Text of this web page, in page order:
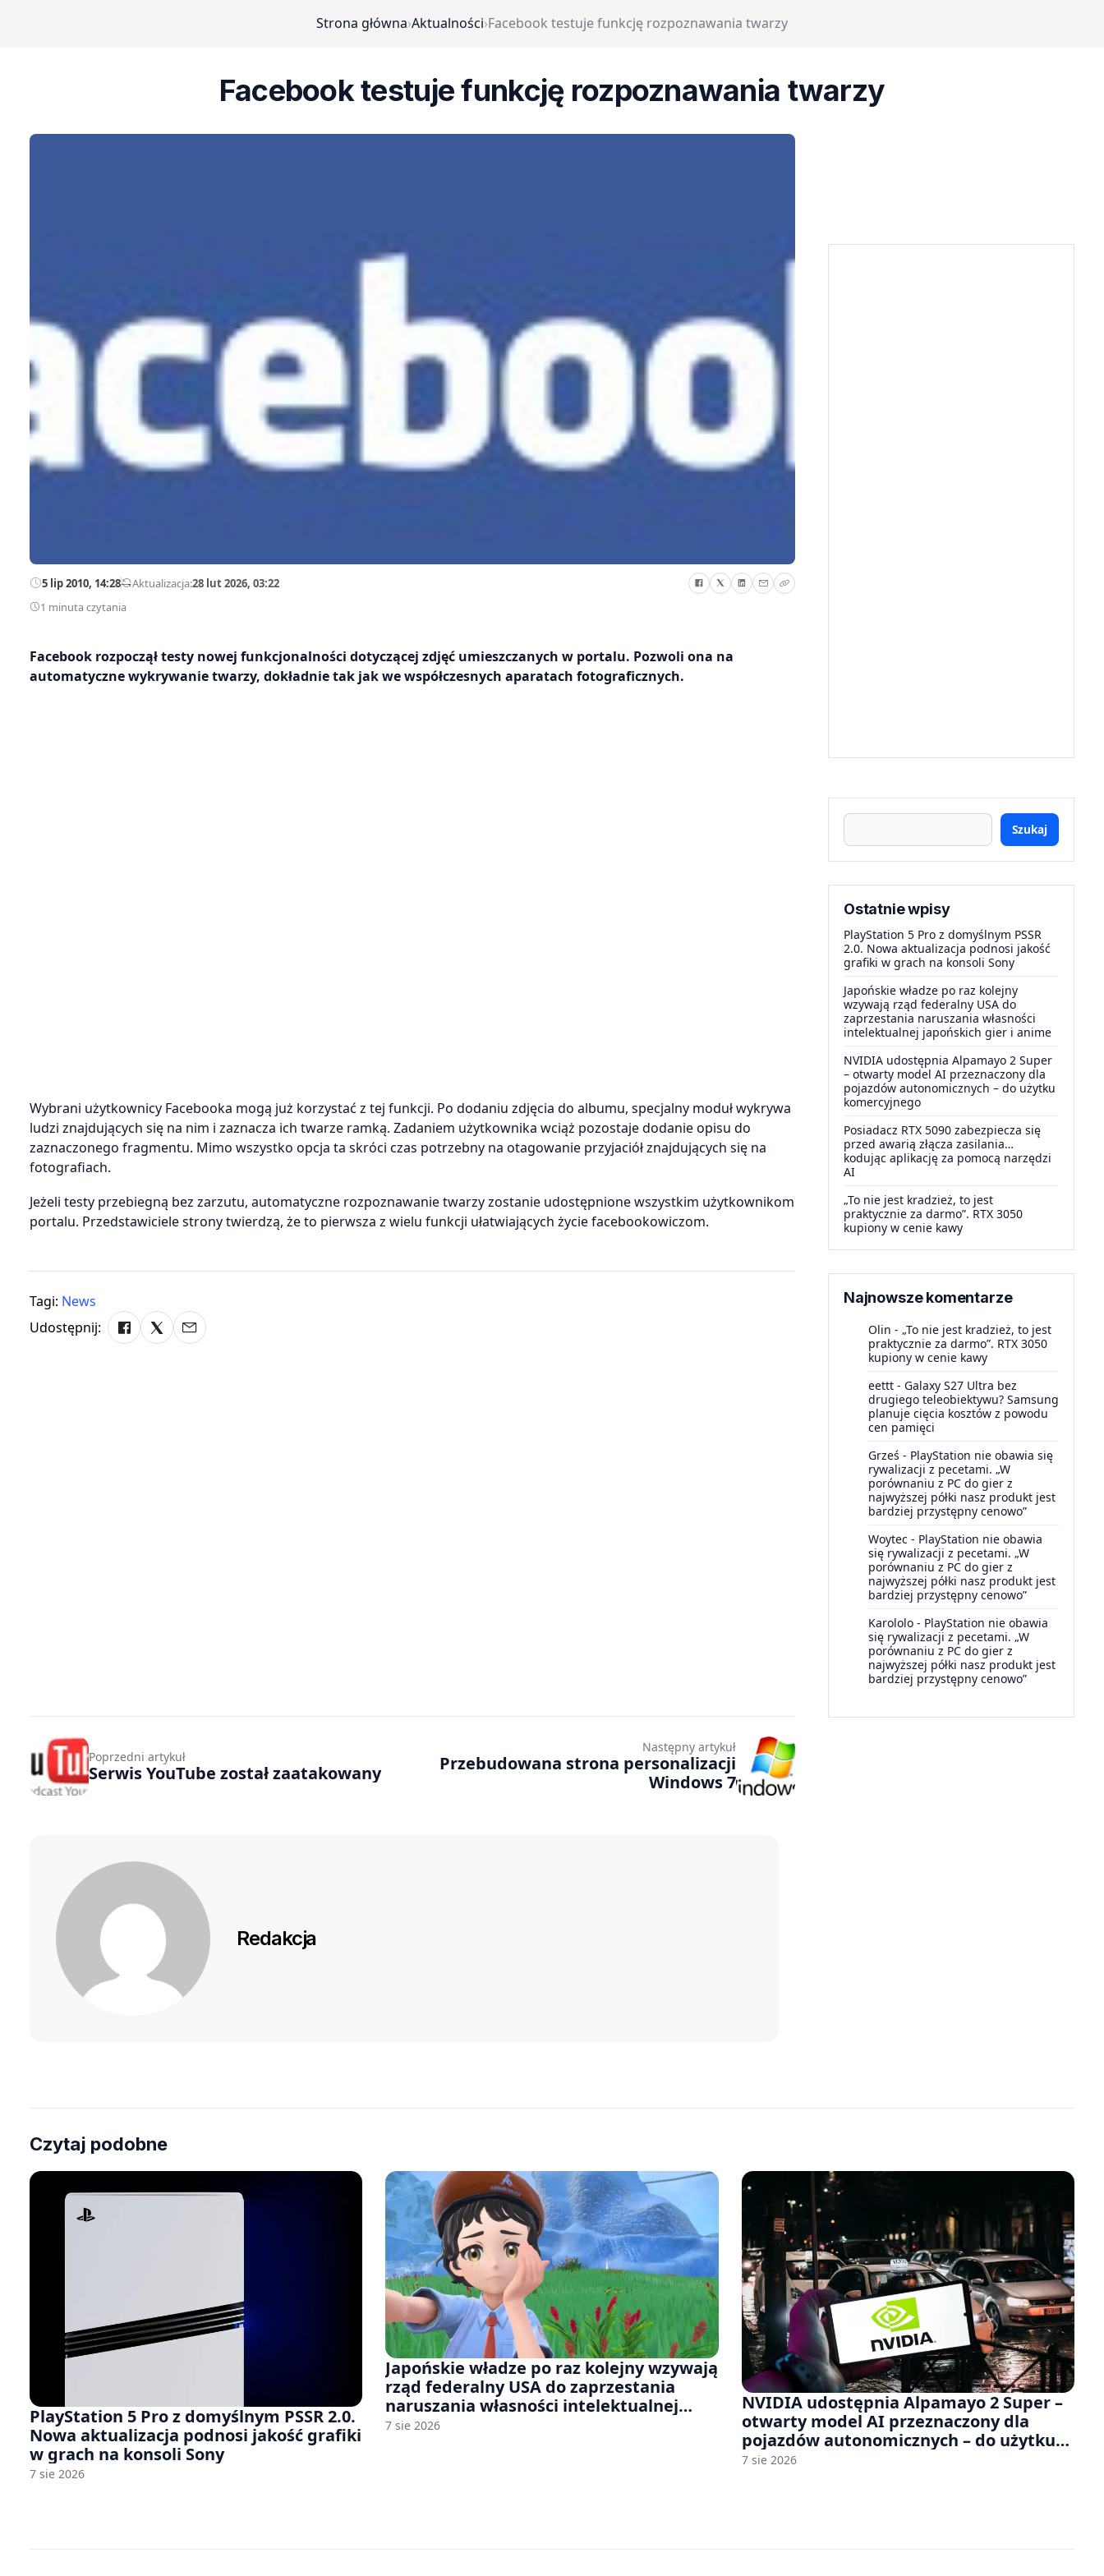
Strona główna›Aktualności›Facebook testuje funkcję rozpoznawania twarzy
Facebook testuje funkcję rozpoznawania twarzy
5 lip 2010, 14:28—Aktualizacja:28 lut 2026, 03:22
1 minuta czytania
Facebook rozpoczął testy nowej funkcjonalności dotyczącej zdjęć umieszczanych w portalu. Pozwoli ona na
automatyczne wykrywanie twarzy, dokładnie tak jak we współczesnych aparatach fotograficznych.
Wybrani użytkownicy Facebooka mogą już korzystać z tej funkcji. Po dodaniu zdjęcia do albumu, specjalny moduł wykrywa
ludzi znajdujących się na nim i zaznacza ich twarze ramką. Zadaniem użytkownika wciąż pozostaje dodanie opisu do
zaznaczonego fragmentu. Mimo wszystko opcja ta skróci czas potrzebny na otagowanie przyjaciół znajdujących się na
fotografiach.
Jeżeli testy przebiegną bez zarzutu, automatyczne rozpoznawanie twarzy zostanie udostępnione wszystkim użytkownikom
portalu. Przedstawiciele strony twierdzą, że to pierwsza z wielu funkcji ułatwiających życie facebookowiczom.
Tagi: News
Udostępnij:
Szukaj
Ostatnie wpisy
PlayStation 5 Pro z domyślnym PSSR
2.0. Nowa aktualizacja podnosi jakość
grafiki w grach na konsoli Sony
Japońskie władze po raz kolejny
wzywają rząd federalny USA do
zaprzestania naruszania własności
intelektualnej japońskich gier i anime
NVIDIA udostępnia Alpamayo 2 Super
– otwarty model AI przeznaczony dla
pojazdów autonomicznych – do użytku
komercyjnego
Posiadacz RTX 5090 zabezpiecza się
przed awarią złącza zasilania…
kodując aplikację za pomocą narzędzi
AI
„To nie jest kradzież, to jest
praktycznie za darmo”. RTX 3050
kupiony w cenie kawy
Najnowsze komentarze
Olin - „To nie jest kradzież, to jest
praktycznie za darmo”. RTX 3050
kupiony w cenie kawy
eettt - Galaxy S27 Ultra bez
drugiego teleobiektywu? Samsung
planuje cięcia kosztów z powodu
cen pamięci
Grześ - PlayStation nie obawia się
rywalizacji z pecetami. „W
porównaniu z PC do gier z
najwyższej półki nasz produkt jest
bardziej przystępny cenowo”
Woytec - PlayStation nie obawia
się rywalizacji z pecetami. „W
porównaniu z PC do gier z
najwyższej półki nasz produkt jest
bardziej przystępny cenowo”
Karololo - PlayStation nie obawia
się rywalizacji z pecetami. „W
porównaniu z PC do gier z
najwyższej półki nasz produkt jest
bardziej przystępny cenowo”
Poprzedni artykuł
Serwis YouTube został zaatakowany
Następny artykuł
Przebudowana strona personalizacji
Windows 7
Redakcja
Czytaj podobne
PlayStation 5 Pro z domyślnym PSSR 2.0.
Nowa aktualizacja podnosi jakość grafiki
w grach na konsoli Sony
7 sie 2026
Japońskie władze po raz kolejny wzywają
rząd federalny USA do zaprzestania
naruszania własności intelektualnej
japońskich gier i anime
7 sie 2026
NVIDIA udostępnia Alpamayo 2 Super –
otwarty model AI przeznaczony dla
pojazdów autonomicznych – do użytku
komercyjnego
7 sie 2026